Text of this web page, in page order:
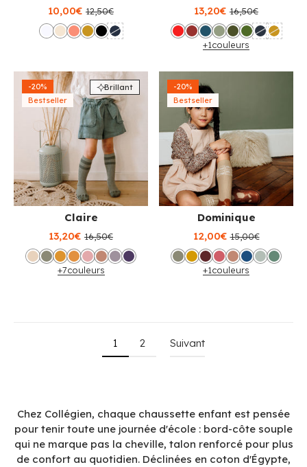
10,00€ 12,50€
13,20€ 16,50€
+1couleurs
-20%
Bestseller
Brillant
Claire
13,20€ 16,50€
+7couleurs
-20%
Bestseller
Dominique
12,00€ 15,00€
+1couleurs
1 2 Suivant
Chez Collégien, chaque chaussette enfant est pensée
pour tenir toute une journée d'école : bord-côte souple
qui ne marque pas la cheville, talon renforcé pour plus
de confort au quotidien. Déclinées en coton d'Égypte,